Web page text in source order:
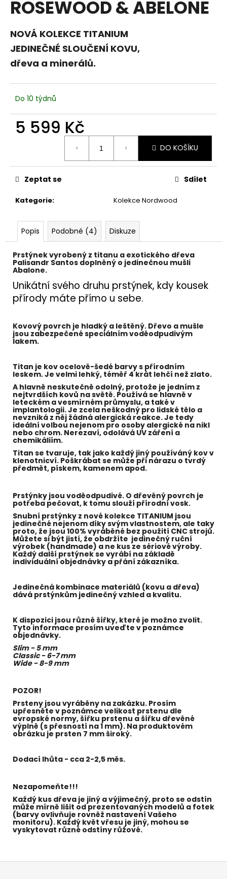
ROSEWOOD & ABELONE
NOVÁ KOLEKCE TITANIUM
JEDINEČNÉ SLOUČENÍ KOVU,
dřeva a minerálů.
Do 10 týdnů
5 599 Kč
DO KOŠÍKU
Kategorie: Kolekce Nordwood
Zeptat se Sdílet
Popis Podobné (4) Diskuze
Prstýnek vyrobený z titanu a exotického dřeva
Palisandr Santos doplněný o jedinečnou mušli
Abalone.
Unikátní svého druhu prstýnek, kdy kousek
přírody máte přímo u sebe.
Kovový povrch je hladký a leštěný. Dřevo a mušle
jsou zabezpečené speciálním voděodpudivým
lakem.
Titan je kov ocelově-šedé barvy s přírodním
leskem. Je velmi lehký, téměř 4 krát lehčí než zlato.
A hlavně neskutečně odolný, protože je jedním z
nejtvrdších kovů na světě. Používá se hlavně v
leteckém a vesmírném průmyslu, a také v
implantologii. Je zcela neškodný pro lidské tělo a
nevzniká z něj žádná alergická reakce. Je tedy
ideální volbou nejenom pro osoby alergické na nikl
nebo chrom. Nerezaví, odolává UV záření a
chemikáliím.
Titan se tvaruje, tak jako každý jiný používáný kov v
klenotnicví. Poškrábat se může při nárazu o tvrdý
předmět, pískem, kamenem apod.
Prstýnky jsou voděodpudivé. O dřevěný povrch je
potřeba pečovat, k tomu slouží přírodní vosk.
Snubní prstýnky z nové kolekce TITANIUM jsou
jedinečné nejenom díky svým vlastnostem, ale taky
proto, že jsou 100% vyráběné bez použití CNC strojů.
Můžete si být jistí, že obdržíte jedinečný ruční
výrobek (handmade) a ne kus ze sériové výroby.
Každý další prstýnek se vyrábí na základě
individuální objednávky a přání zákazníka.
Jedinečná kombinace materiálů (kovu a dřeva)
dává prstýnkům jedinečný vzhled a kvalitu.
K dispozici jsou různé šířky, které je možno zvolit.
Tyto informace prosím uveďte v poznámce
objednávky.
Slim - 5 mm
Classic - 6-7 mm
Wide - 8-9 mm
POZOR!
Prsteny jsou vyráběny na zakázku. Prosím
upřesněte v poznámce velikost prstenu dle
evropské normy,šířku prstenu a šířku dřevěné
výplně (s přesností na 1 mm). Na produktovém
obrázku je prsten 7 mm široký.
Dodací lhůta - cca 2-2,5 měs.
Nezapomeňte!!!
Každý kus dřeva je jiný a výjimečný, proto se odstín
může mírně lišit od prezentovaných modelů a fotek
(barvy ovlivňuje rovněž nastavení Vašeho
monitoru). Každý květ vřesu je jiný, mohou se
vyskytovat různé odstíny růžové.
a
í
t
?
HLEDAT
o
p
o
u
e
m
e
Z